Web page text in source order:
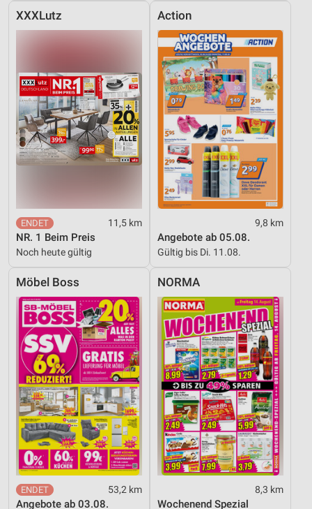
XXXLutz
11,5 km
NR. 1 Beim Preis
Noch heute gültig
Action
9,8 km
Angebote ab 05.08.
Gültig bis Di. 11.08.
Möbel Boss
53,2 km
Angebote ab 03.08.
NORMA
8,3 km
Wochenend Spezial